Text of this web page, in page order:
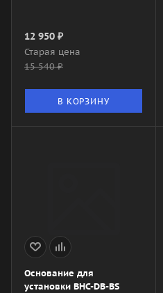
12 950 ₽
Старая цена
15 540₽
В КОРЗИНУ
Основание для
установки BHC-DB-BS